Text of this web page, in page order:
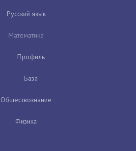
Русский язык
Математика
Профиль
База
Обществознание
Физика